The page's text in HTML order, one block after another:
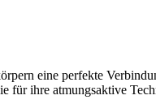
eine perfekte
für ihre atmungsaktive